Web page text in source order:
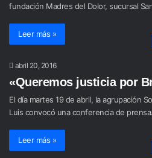
fundación Madres del Dolor, sucursal
Leer más »
abril 20, 2016
«Queremos justicia por
El día martes 19 de abril, la agrupación
Luis convocó una conferencia de
Leer más »